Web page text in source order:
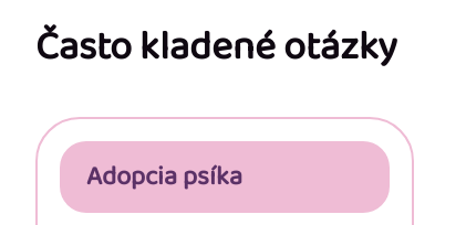
Často kladené otázky
Adopcia psíka